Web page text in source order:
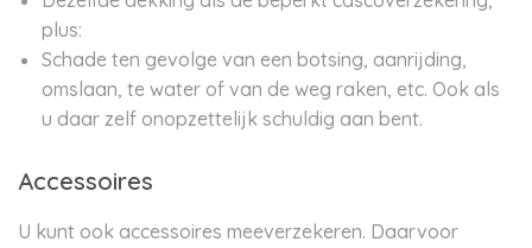
plus:
Schade ten gevolge van een botsing, aanrijding,
omslaan, te water of van de weg raken, etc. Ook als
u daar zelf onopzettelijk schuldig aan bent.
Accessoires
U kunt ook accessoires meeverzekeren. Daarvoor